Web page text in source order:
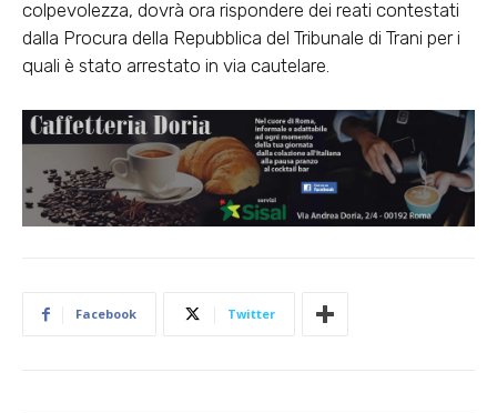
colpevolezza, dovrà ora rispondere dei reati contestati
dalla Procura della Repubblica del Tribunale di Trani per i
quali è stato arrestato in via cautelare.
Facebook Twitter